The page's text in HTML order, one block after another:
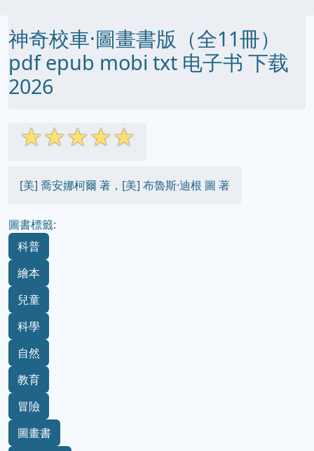
神奇校車·圖畫書版（全11冊）
pdf epub mobi txt 电子书 下载
2026
☆☆☆☆☆
[美] 喬安娜柯爾 著，[美] 布魯斯·迪根 圖 著
圖書標籤:
科普
繪本
兒童
科學
自然
教育
冒險
圖畫書